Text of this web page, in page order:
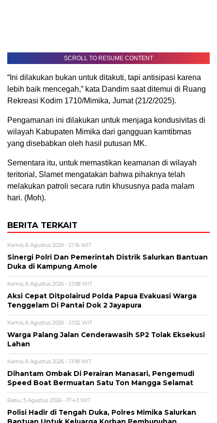
SCROLL TO RESUME CONTENT
“Ini dilakukan bukan untuk ditakuti, tapi antisipasi karena
lebih baik mencegah,” kata Dandim saat ditemui di Ruang
Rekreasi Kodim 1710/Mimika, Jumat (21/2/2025).
Pengamanan ini dilakukan untuk menjaga kondusivitas di
wilayah Kabupaten Mimika dari gangguan kamtibmas
yang disebabkan oleh hasil putusan MK.
Sementara itu, untuk memastikan keamanan di wilayah
teritorial, Slamet mengatakan bahwa pihaknya telah
melakukan patroli secara rutin khususnya pada malam
hari. (Moh).
BERITA TERKAIT
Kamis, 6 Agustus 2026 - 21:16 WIT
Sinergi Polri Dan Pemerintah Distrik Salurkan Bantuan
Duka di Kampung Amole
Kamis, 6 Agustus 2026 - 21:08 WIT
Aksi Cepat Ditpolairud Polda Papua Evakuasi Warga
Tenggelam Di Pantai Dok 2 Jayapura
Kamis, 6 Agustus 2026 - 21:02 WIT
Warga Palang Jalan Cenderawasih SP2 Tolak Eksekusi
Lahan
Kamis, 6 Agustus 2026 - 13:18 WIT
Dihantam Ombak Di Perairan Manasari, Pengemudi
Speed Boat Bermuatan Satu Ton Mangga Selamat
Rabu, 5 Agustus 2026 - 17:43 WIT
Polisi Hadir di Tengah Duka, Polres Mimika Salurkan